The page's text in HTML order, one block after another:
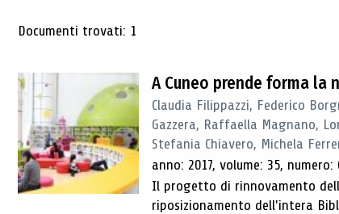
Risultati di ricerca
Documenti trovati: 1
A Cuneo prende forma la
Claudia Filippazzi, Federico
Gazzera, Raffaella Magnano,
Stefania Chiavero, Michela
anno: 2017, volume: 35, numero:
Il progetto di rinnovamento
riposizionamento dell'intera